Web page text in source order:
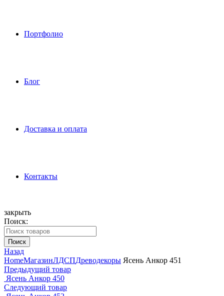
Портфолио
Блог
Доставка и оплата
Контакты
закрыть
Поиск:
Поиск
Назад
HomeМагазинЛДСПДреводекоры Ясень Анкор 451
Предыдущий товар
Ясень Анкор 450
Следующий товар